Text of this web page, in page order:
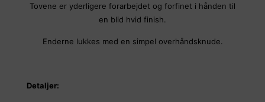
Tovene er yderligere forarbejdet og forfinet i hånden til
en blid hvid finish.
Enderne lukkes med en simpel overhåndsknude.
Detaljer: